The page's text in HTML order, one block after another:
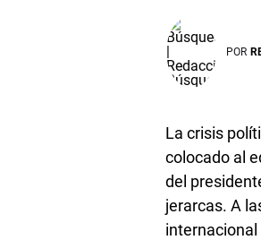
POR
La crisis
colocado al
del
jerarcas. A